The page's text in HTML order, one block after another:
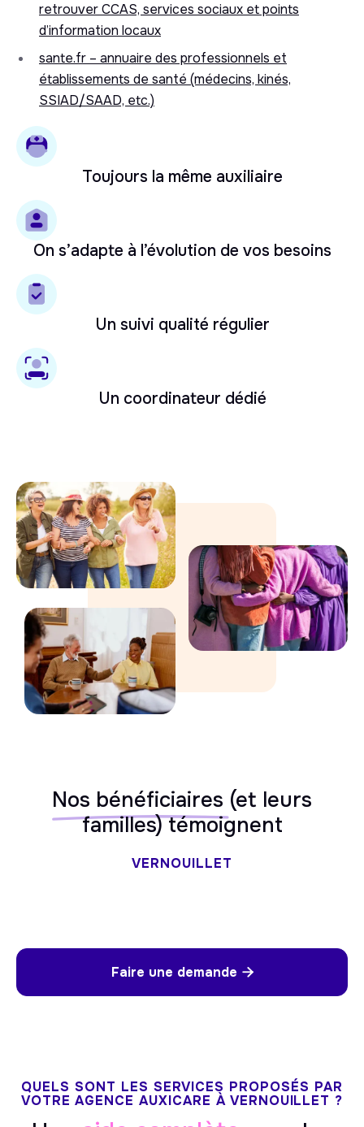
retrouver CCAS, services sociaux et points
d’information locaux
sante.fr – annuaire des professionnels et
établissements de santé (médecins, kinés,
SSIAD/SAAD, etc.)
Toujours la même auxiliaire
On s’adapte à l’évolution de vos besoins
Un suivi qualité régulier
Un coordinateur dédié
Nos bénéficiaires (et leurs
familles) témoignent
VERNOUILLET
Faire une demande 
QUELS SONT LES SERVICES PROPOSÉS PAR
VOTRE AGENCE AUXICARE À VERNOUILLET ?